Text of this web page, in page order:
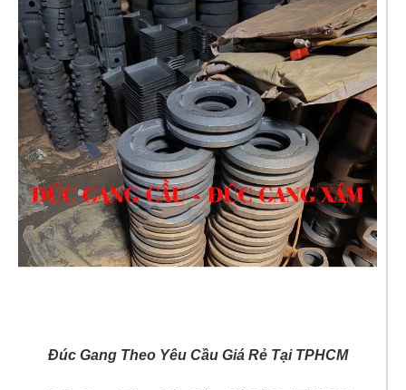
Đúc Gang Theo Yêu Cầu Giá Rẻ Tại TPHCM